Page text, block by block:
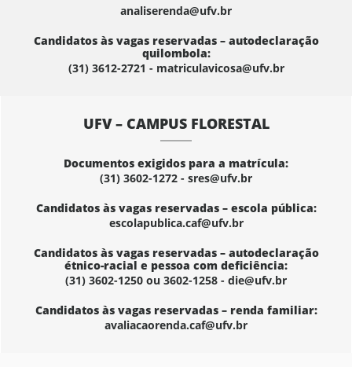
analiserenda@ufv.br
Candidatos às vagas reservadas – autodeclaração
quilombola:
(31) 3612-2721 - matriculavicosa@ufv.br
UFV – CAMPUS FLORESTAL
Documentos exigidos para a matrícula:
(31) 3602-1272 - sres@ufv.br
Candidatos às vagas reservadas – escola pública:
escolapublica.caf@ufv.br
Candidatos às vagas reservadas – autodeclaração
étnico-racial e pessoa com deficiência:
(31) 3602-1250 ou 3602-1258 - die@ufv.br
Candidatos às vagas reservadas – renda familiar:
avaliacaorenda.caf@ufv.br